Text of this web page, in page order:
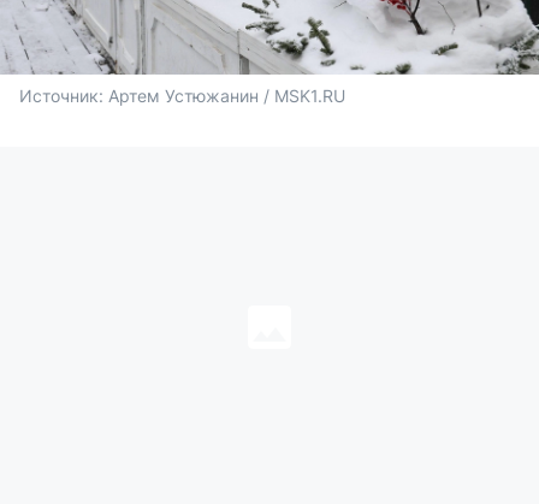
Источник: Артем Устюжанин / MSK1.RU